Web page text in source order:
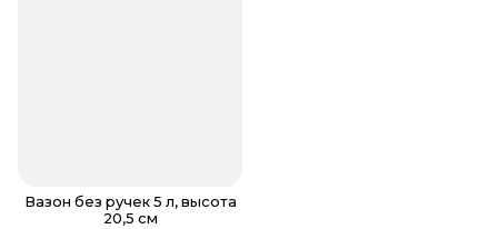
Вазон без ручек 5 л, высота
20,5 см